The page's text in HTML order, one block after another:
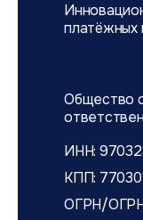
платёжных
Общество
ИНН:
КПП:
ОГРН/